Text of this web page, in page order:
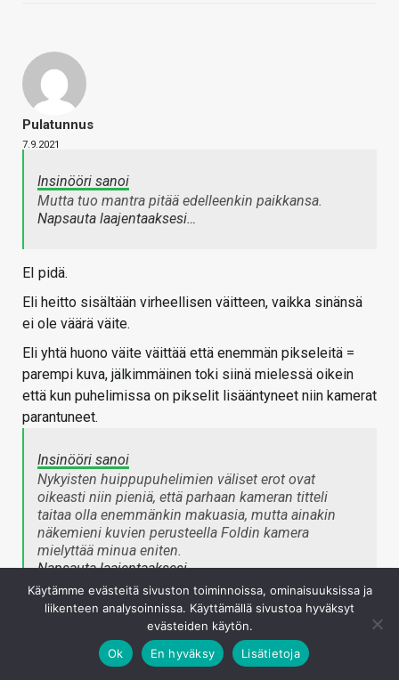
Pulatunnus
7.9.2021
Insinööri sanoi
Mutta tuo mantra pitää edelleenkin paikkansa.
Napsauta laajentaaksesi…
EI pidä.
Eli heitto sisältään virheellisen väitteen, vaikka sinänsä
ei ole väärä väite.
Eli yhtä huono väite väittää että enemmän pikseleitä =
parempi kuva, jälkimmäinen toki siinä mielessä oikein
että kun puhelimissa on pikselit lisääntyneet niin kamerat
parantuneet.
Insinööri sanoi
Nykyisten huippupuhelimien väliset erot ovat
oikeasti niin pieniä, että parhaan kameran titteli
taitaa olla enemmänkin makuasia, mutta ainakin
näkemieni kuvien perusteella Foldin kamera
mielyttää minua eniten.
Napsauta laajentaaksesi…
Mutta Minkään Foldin kamera ei ole edes ko valmistajan
Käytämme evästeitä sivuston toiminnoissa, ominaisuuksissa ja
liikenteen analysoinnissa. Käyttämällä sivustoa hyväksyt
evästeiden käytön.
Ok
En hyväksy Lisätietoja